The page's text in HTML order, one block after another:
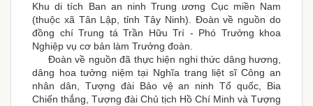
Khu di tích Ban an ninh Trung ương Cục miền Nam
(thuộc xã Tân Lập, tỉnh Tây Ninh). Đoàn về nguồn do
đồng chí Trung tá Trần Hữu Trí - Phó Trưởng khoa
Nghiệp vụ cơ bản làm Trưởng đoàn.
Đoàn về nguồn đã thực hiện nghi thức dâng hương,
dâng hoa tưởng niệm tại Nghĩa trang liệt sĩ Công an
nhân dân, Tượng đài Bảo vệ an ninh Tổ quốc, Bia
Chiến thắng, Tượng đài Chủ tịch Hồ Chí Minh và Tượng